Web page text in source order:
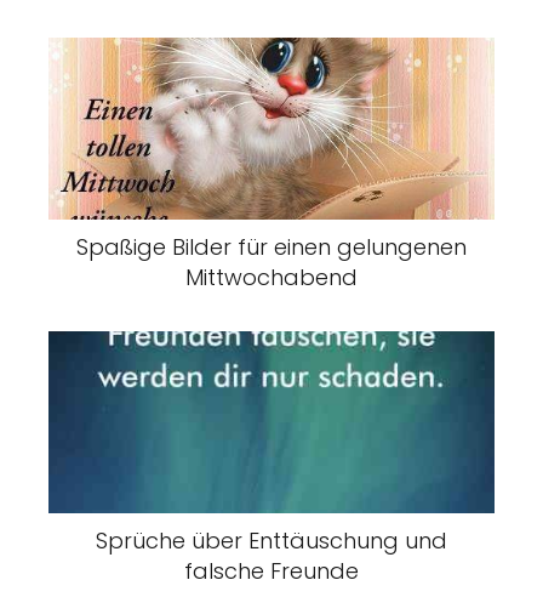
Spaßige Bilder für einen gelungenen
Mittwochabend
Sprüche über Enttäuschung und
falsche Freunde